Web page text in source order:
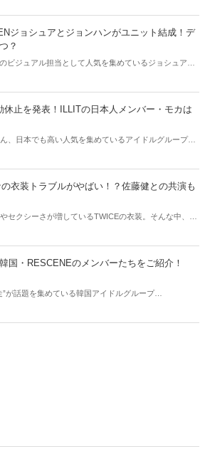
ジョシュアとジョンハンがユニット結成！デ
？
ビジュアル担当として人気を集めているジョシュアと
休止を発表！ILLITの日本人メンバー・モカは
、日本でも高い人気を集めているアイドルグループ・
衣装トラブルがやばい！？佐藤健との共演も
セクシーさが増しているTWICEの衣装。そんな中、
国・RESCENEのメンバーたちをご紹介！
”が話題を集めている韓国アイドルグループ